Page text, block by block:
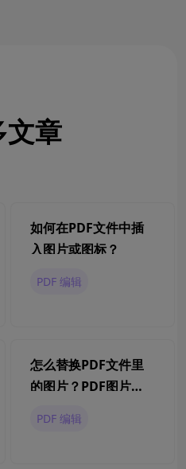
文章
如何在PDF文件中插
入图片或图标？
PDF 编辑
怎么替换PDF文件里
的图片？PDF图片怎
PDF 编辑